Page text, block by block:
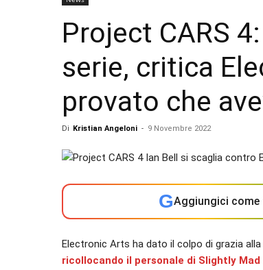
Project CARS
serie, critica
provato che
Di Kristian Angeloni - 9 Novembre 2022
GAggiungici
Electronic Arts ha dato il colpo di grazia alla
ricollocando il personale di Slightly